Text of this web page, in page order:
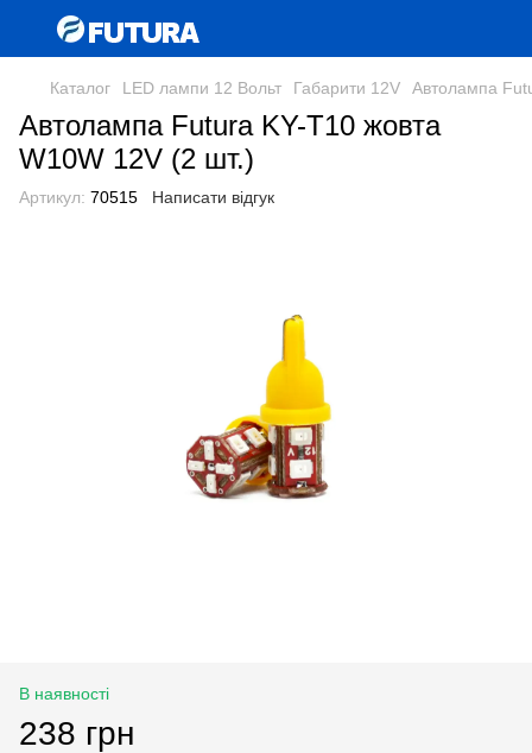
Каталог LED лампи 12 Вольт Габарити 12V Автолампа
Автолампа Futura KY-Т10 жовта
W10W 12V (2 шт.)
Артикул: 70515 Написати відгук
В наявності
238 грн